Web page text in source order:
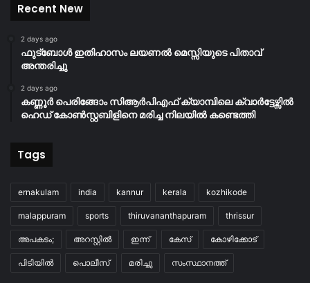
Recent New
2 days ago
ഫുട്ബോൾ ഇതിഹാസം ലയണൽ മെസ്സിയുടെ പിതാവ്
അന്തരിച്ചു
2 days ago
കണ്ണൂർ പെരിങ്ങോം സിആർപിഎഫ് ക്യാമ്പിലെ ക്വാർട്ടേഴ്സിൽ
ഹെഡ് കോൺസ്റ്റബിളിനെ മരിച്ച നിലയിൽ കണ്ടെത്തി
Tags
ernakulam india kannur kerala kozhikode
malappuram sports thiruvananthapuram thrissur
അപകടം; അറസ്റ്റിൽ ഇന്ന് കേസ് കോഴിക്കോട്
പിടിയിൽ പൊലീസ് മരിച്ചു സംസ്ഥാനത്ത്